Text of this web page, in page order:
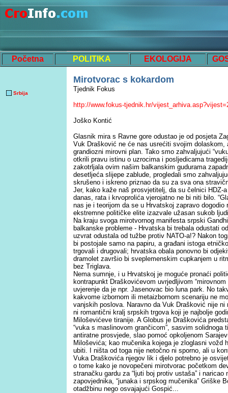
Početna POLITIKA EKOLOGIJA
Srbija
Mirotvorac s kokardom
Tjednik Fokus
http://www.fokus-tjednik.hr/
Joško Kontić
Glasnik mira s Ravne gore odustao je od posjeta
Vuk Drašković ne će nas usrećiti svojim
grandiozni mirovni plan. Tako smo zahvaljujući
otkrili pravu istinu o uzrocima i posljedicama
zakotrljala ovim našim balkanskim gudurama
desetljeća slijepe zablude, progledali smo
skrušeno i iskreno priznao da su za sva ona
Jer, kako kaže naš prosvjetitelj, da su čelnici HDZ-
danas, rata i krvoprolića vjerojatno ne bi niti bilo.
nas je i teorijom da se u Hrvatskoj zapravo dogodio
ekstremne političke elite izazvale užasan sukob
Na kraju svoga mirotvornog manifesta srpski
balkanske probleme - Hrvatska bi trebala odustati
uzvrat odustala od tužbe protiv NATO-a!? Nakon
bi postojale samo na papiru, a građani istoga
trgovali i drugovali; hrvatska obala ponovno bi
dramolet završio bi sveplemenskim cupkanjem u
bez Triglava.
Nema sumnje, i u Hrvatskoj je moguće pronaći
kontrapunkt Draškovićevom uvrjedljivom
uvjerenje da je npr. Jasenovac bio luna park. No
kakvome izbornom ili metaizbornom scenariju ne
vanjskih poslova. Naravno da Vuk Drašković nije
ni romantični kralj srpskih trgova koji je najbolje
Miloševićeve tiranije. A Globus je Draškovića
“vuka s maslinovom grančicom”, sasvim solidnoga
antiratne prosvjede, slao pomoć opkoljenom
Miloševića; kao mučenika kojega je zloglasni vožd
ubiti. I ništa od toga nije netočno ni sporno, ali u
Vuka Draškovića njegov lik i djelo potrebno je
o tome kako je novopečeni mirotvorac početkom
stranačku gardu za “ljuti boj protiv ustaša” i naricao
zapovjednika, “junaka i srpskog mučenika” Griške
otadžbinu nego osvajajući Gospić...